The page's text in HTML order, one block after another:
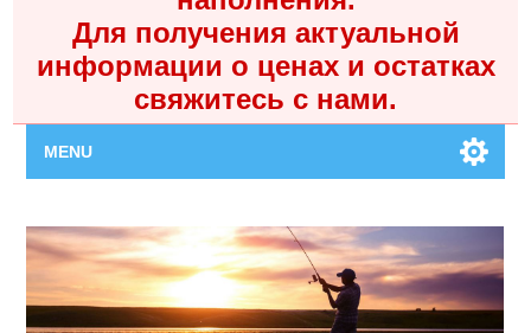
Для получения актуальной
информации о ценах и остатках
свяжитесь с нами.
MENU